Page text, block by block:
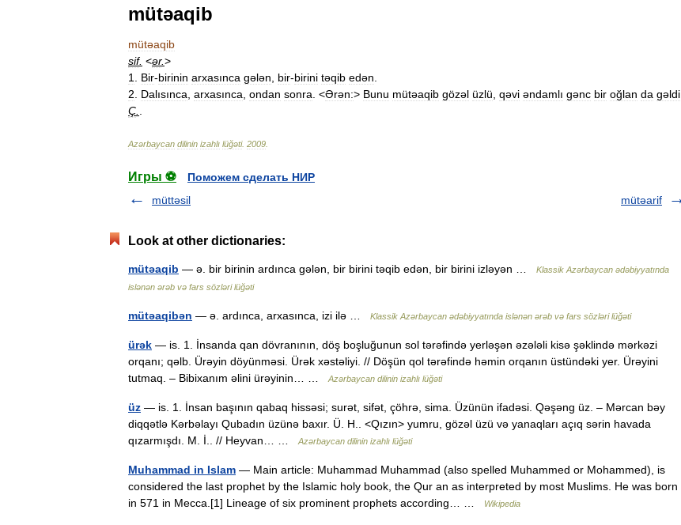
mütəaqib
mütəaqib
sif. <ər.>
1
Bir-birinin arxasınca gələn bir-birini təqib edən
2
Dalısınca arxasınca ondan sonra . <Ərən:> Bunu mütəaqib gözəl üzlü qəvi əndamlı gənc bir oğlan da gəldi
Ç
Azərbaycan dilinin izahlı lüğəti. 2009
Игры ⚽
Поможем сделать НИР
müttəsil
mütəarif
Look at other dictionaries:
mütəaqib — ə. bir birinin ardınca gələn, bir birini təqib edən, bir birini izləyən …
Klassik Azərbaycan ədəbiyyatında
islənən ərəb və fars sözləri lüğəti
mütəaqibən — ə. ardınca, arxasınca, izi ilə … Klassik Azərbaycan ədəbiyyatında islənən ərəb və fars sözləri lüğəti
ürək — is. 1. İnsanda qan dövranının, döş boşluğunun sol tərəfində yerləşən əzələli kisə şəklində mərkəzi
orqanı; qəlb. Ürəyin döyünməsi. Ürək xəstəliyi. // Döşün qol tərəfində həmin orqanın üstündəki yer. Ürəyini
tutmaq. – Bibixanım əlini ürəyinin… …
Azərbaycan dilinin izahlı lüğəti
üz — is. 1. İnsan başının qabaq hissəsi; surət, sifət, çöhrə, sima. Üzünün ifadəsi. Qəşəng üz. – Mərcan bəy
diqqətlə Kərbəlayı Qubadın üzünə baxır. Ü. H.. <Qızın> yumru, gözəl üzü və yanaqları açıq sərin havada
qızarmışdı. M. İ.. // Heyvan… …
Azərbaycan dilinin izahlı lüğəti
Muhammad in Islam — Main article: Muhammad Muhammad (also spelled Muhammed or Mohammed), is
considered the last prophet by the Islamic holy book, the Qur an as interpreted by most Muslims. He was born
in 571 in Mecca.[1] Lineage of six prominent prophets according… …
Wikipedia